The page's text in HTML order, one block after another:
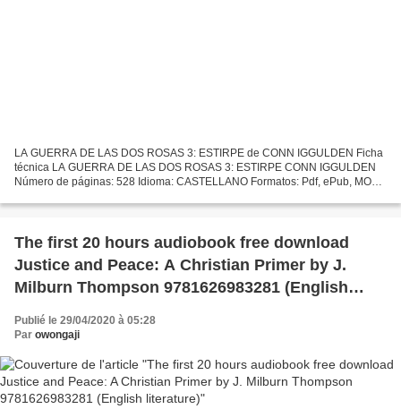
LA GUERRA DE LAS DOS ROSAS 3: ESTIRPE de CONN IGGULDEN Ficha
técnica LA GUERRA DE LAS DOS ROSAS 3: ESTIRPE CONN IGGULDEN
Número de páginas: 528 Idioma: CASTELLANO Formatos: Pdf, ePub, MOBI,
The first 20 hours audiobook free download
Justice and Peace: A Christian Primer by J.
Milburn Thompson 9781626983281 (English
literature)
Publié le 29/04/2020 à 05:28
Par owongaji